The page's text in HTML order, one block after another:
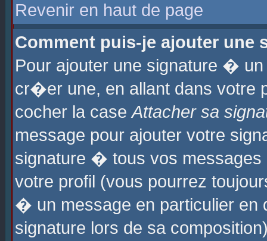
Revenir en haut de page
Comment puis-je ajouter une
Pour ajouter une signature �
cr�er une, en allant dans
cocher la caseAttacher sa
message pour ajouter votre
signature � tous vos
votre profil (vous pourrez
� un message en particulier
signature lors de sa